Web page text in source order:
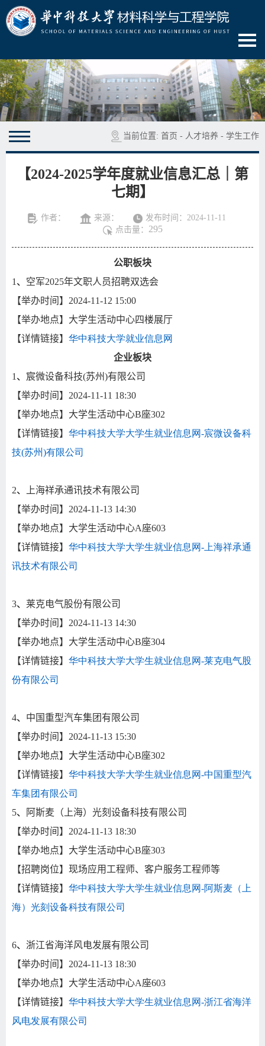
当前位置: 首页 - 人才培养 - 学生工作
【2024-2025学年度就业信息汇总｜第
七期】
作者： 来源：
发布时间：2024-11-11
点击量： 295
公职板块
1 、 空军2025年文职人员招聘双选会
【举办时间】 2024-11-12 15:00
【举办地点】大学生活动中心四楼展厅
【详情链接】 华中科技大学就业信息网
企业板块
1 、 宸微设备科技(苏州)有限公司
【举办时间】 2024-11-11 18:30
【举办地点】大学生活动中心B座302
【详情链接】 华中科技大学大学生就业信息网-宸微设备科
技(苏州)有限公司
2、
上海祥承通讯技术有限公司
【举办时间】 2024-11-13 14:30
【举办地点】大学生活动中心A座603
【详情链接】 华中科技大学大学生就业信息网- 上海祥承通
讯技术有限公司
3、 莱克电气股份有限公司
【举办时间】 2024-11-13 14:30
【举办地点】大学生活动中心B座304
【详情链接】 华中科技大学大学生就业信息网-莱克电气股
份有限公司
4、 中国重型汽车集团有限公司
【举办时间】 2024-11-13 15:30
【举办地点】大学生活动中心B座302
【详情链接】 华中科技大学大学生就业信息网-中国重型汽
车集团有限公司
5、
阿斯麦（上海）光刻设备科技有限公司
【举办时间】 2024-11-13 18:30
【举办地点】大学生活动中心B座303
【招聘岗位】现场应用工程师、客户服务工程师等
【详情链接】 华中科技大学大学生就业信息网-阿斯麦（上
海）光刻设备科技有限公司
6、 浙江省海洋风电发展有限公司
【举办时间】 2024-11-13 18:30
【举办地点】大学生活动中心A座603
【详情链接】 华中科技大学大学生就业信息网-浙江省海洋
风电发展有限公司